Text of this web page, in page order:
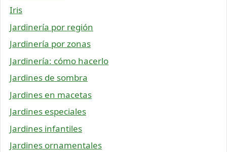
Iris
Jardinería por región
Jardinería por zonas
Jardinería: cómo hacerlo
Jardines de sombra
Jardines en macetas
Jardines especiales
Jardines infantiles
Jardines ornamentales